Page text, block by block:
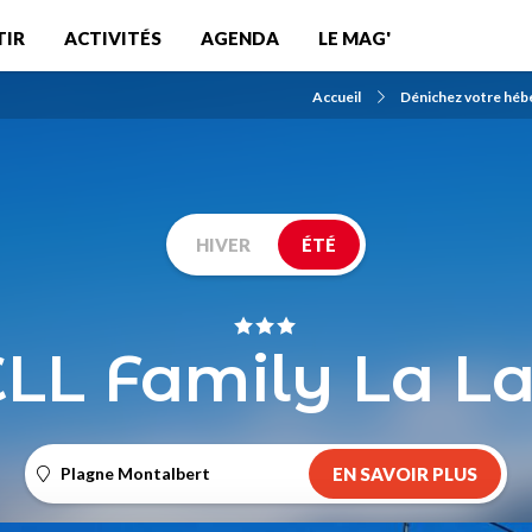
ACTIVITÉS AGENDA LE MAG'
Accueil Dénichez votre
HIVER ÉTÉ
Family La
Plagne Montalbert EN SAVOIR PLUS